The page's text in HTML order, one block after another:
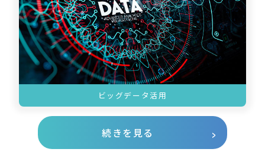
ビッグデータ活用
続きを見る